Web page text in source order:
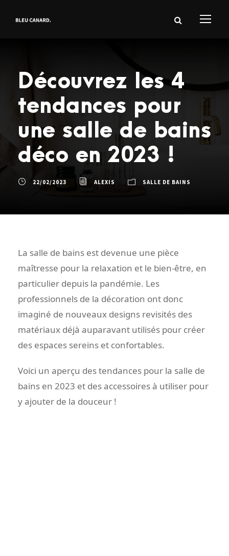
Découvrez les 4
tendances pour
une salle de bains
déco en 2023 !
22/02/2023 ALEXIS SALLE DE BAINS
La salle de bains est devenue une pièce
maîtresse pour la relaxation et le bien-être, en
particulier depuis la pandémie. Les
professionnels de la décoration ont donc
imaginé de nouveaux designs revisités des
matériaux déjà auparavant utilisés pour créer
des espaces sereins et confortables.
Voici un aperçu des tendances pour la salle de
bains en 2023 et des accessoires à utiliser pour
y ajouter de la douceur !